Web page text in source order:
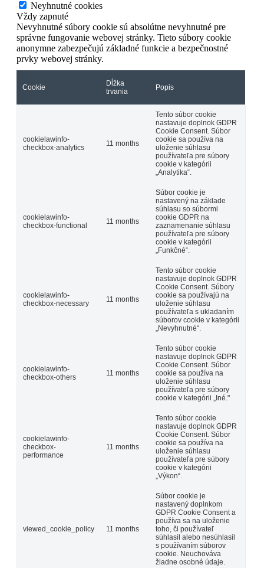
Neyhnutné cookies
Vždy zapnuté
Nevyhnutné súbory cookie sú absolútne nevyhnutné pre
správne fungovanie webovej stránky. Tieto súbory cookie
anonymne zabezpečujú základné funkcie a bezpečnostné
prvky webovej stránky.
Cookie
Dĺžka
trvania
Popis
cookielawinfo-
checkbox-analytics
11 months
Tento súbor cookie
nastavuje doplnok GDPR
Cookie Consent. Súbor
cookie sa používa na
uloženie súhlasu
používateľa pre súbory
cookie v kategórii
„Analytika“.
cookielawinfo-
checkbox-functional
11 months
Súbor cookie je
nastavený na základe
súhlasu so súbormi
cookie GDPR na
zaznamenanie súhlasu
používateľa pre súbory
cookie v kategórii
„Funkčné“.
cookielawinfo-
checkbox-necessary
11 months
Tento súbor cookie
nastavuje doplnok GDPR
Cookie Consent. Súbory
cookie sa používajú na
uloženie súhlasu
používateľa s ukladaním
súborov cookie v kategórii
„Nevyhnutné“.
cookielawinfo-
checkbox-others
11 months
Tento súbor cookie
nastavuje doplnok GDPR
Cookie Consent. Súbor
cookie sa používa na
uloženie súhlasu
používateľa pre súbory
cookie v kategórii „Iné."
cookielawinfo-
checkbox-
performance
11 months
Tento súbor cookie
nastavuje doplnok GDPR
Cookie Consent. Súbor
cookie sa používa na
uloženie súhlasu
používateľa pre súbory
cookie v kategórii
„Výkon“.
viewed_cookie_policy 11 months
Súbor cookie je
nastavený doplnkom
GDPR Cookie Consent a
používa sa na uloženie
toho, či používateľ
súhlasil alebo nesúhlasil
s používaním súborov
cookie. Neuchováva
žiadne osobné údaje.